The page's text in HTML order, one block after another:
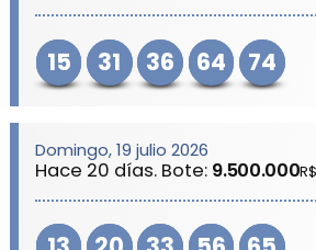
15 31 36 64 74
Domingo, 19 julio 2026
Hace 20 días. Bote: 9.500.000R$